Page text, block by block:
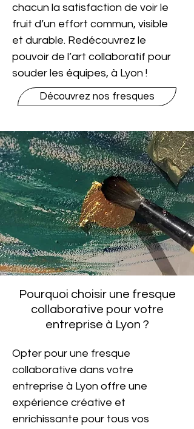
chacun la satisfaction de voir le
fruit d’un effort commun, visible
et durable. Redécouvrez le
pouvoir de l’art collaboratif pour
souder les équipes, à Lyon !
Découvrez nos fresques
Pourquoi choisir une fresque
collaborative pour votre
entreprise à Lyon ?
Opter pour une fresque
collaborative dans votre
entreprise à Lyon offre une
expérience créative et
enrichissante pour tous vos